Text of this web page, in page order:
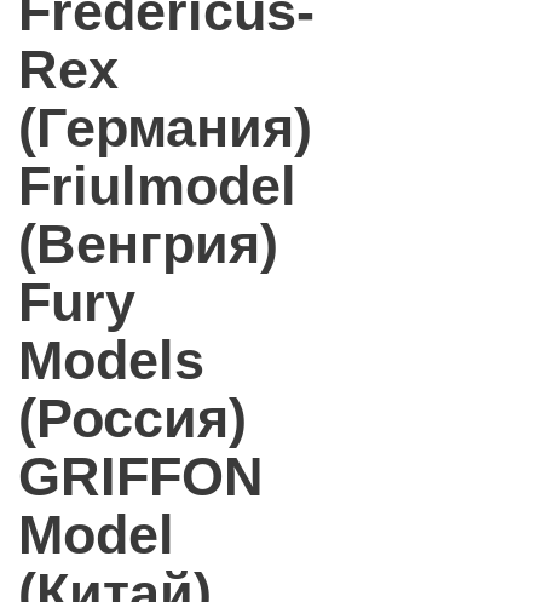
Rex
(Германия)
Friulmodel
(Венгрия)
Fury
Models
(Россия)
GRIFFON
Model